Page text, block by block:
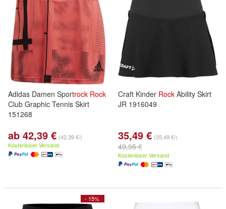
Adidas Damen Sportrock Rock
Club Graphic Tennis Skirt
151268
ab 42,39 € (42,39 €/)
Kostenloser Versand
Craft Kinder Rock Ability Skirt
JR 1916049
35,49 € (35,49 €/)
49,95 €
Kostenloser Versand
- 15%